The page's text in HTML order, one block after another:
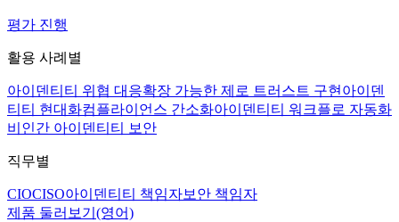
평가 진행
활용 사례별
아이덴티티 위협 대응확장 가능한 제로 트러스트 구현 아이덴
티티 현대화컴플라이언스 간소화아이덴티티 워크플로 자동화
비인간 아이덴티티 보안
직무별
CIOCISO아이덴티티 책임자보안 책임자
제품 둘러보기(영어)